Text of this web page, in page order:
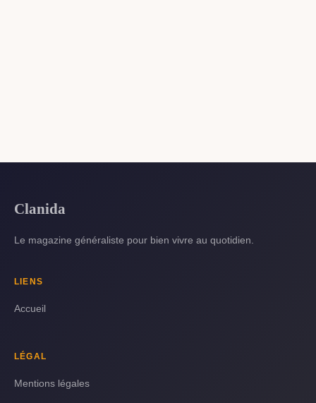
Clanida
Le magazine généraliste pour bien vivre au quotidien.
LIENS
Accueil
LÉGAL
Mentions légales